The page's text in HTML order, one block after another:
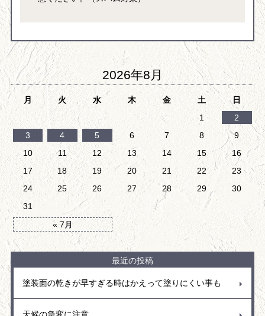
2026年8月
月 火 水 木 金 土 日
« 7月
1
2
3
4 5 6 7 8
9
10
11 12 13 14 15
16
17
18 19 20 21 22
23
24
25 26 27 28 29
30
31
最近の投稿
塗装面の乾きが早すぎる時はかえって塗りにくい事も
天候の急変に注意